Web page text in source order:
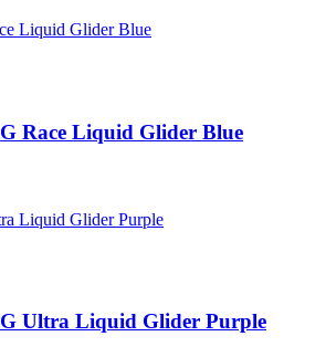
Race Liquid Glider Blue
Ultra Liquid Glider Purple